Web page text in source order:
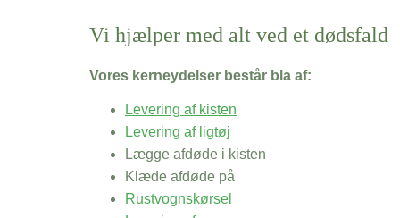
Vi hjælper med alt ved et dødsfald
Vores kerneydelser består bla af:
Levering af kisten
Levering af ligtøj
Lægge afdøde i kisten
Klæde afdøde på
Rustvognskørsel